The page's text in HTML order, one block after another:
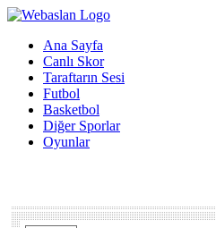
Ana Sayfa
Canlı Skor
Taraftarın Sesi
Futbol
Basketbol
Diğer Sporlar
Oyunlar